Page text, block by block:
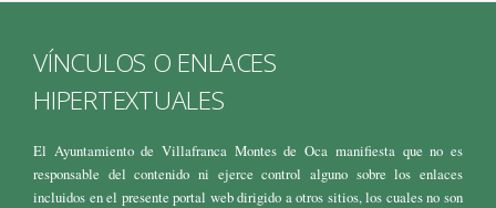
VÍNCULOS O ENLACES
HIPERTEXTUALES
El Ayuntamiento de Villafranca Montes de Oca manifiesta que no es
responsable del contenido ni ejerce control alguno sobre los enlaces
incluidos en el presente portal web dirigido a otros sitios, los cuales no son